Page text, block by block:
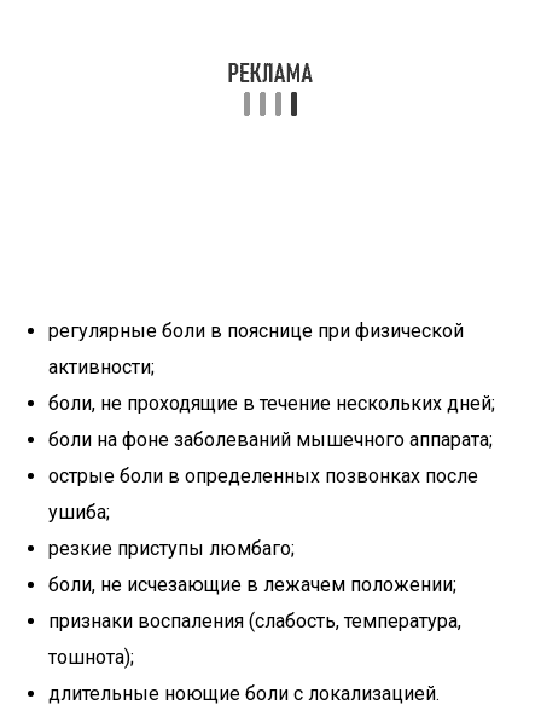
регулярные боли в пояснице при физической
активности;
боли, не проходящие в течение нескольких дней;
боли на фоне заболеваний мышечного аппарата;
острые боли в определенных позвонках после
ушиба;
резкие приступы люмбаго;
боли, не исчезающие в лежачем положении;
признаки воспаления (слабость, температура,
тошнота);
длительные ноющие боли с локализацией.